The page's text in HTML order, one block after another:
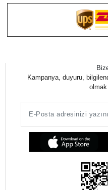
Kampanya, duyuru,
olmak